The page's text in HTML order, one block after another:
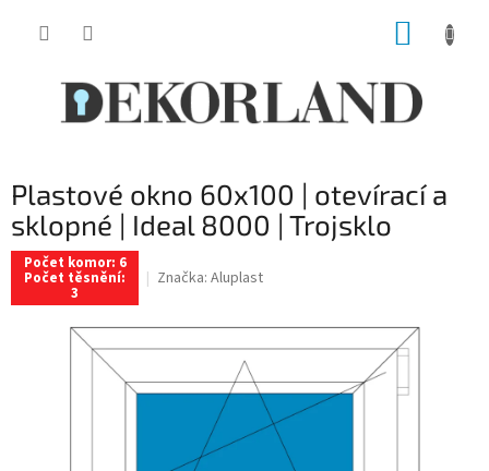
Plastové okno 60x100 | otevírací a
sklopné | Ideal 8000 | Trojsklo
Počet komor: 6
Počet těsnění:
3
Značka: Aluplast